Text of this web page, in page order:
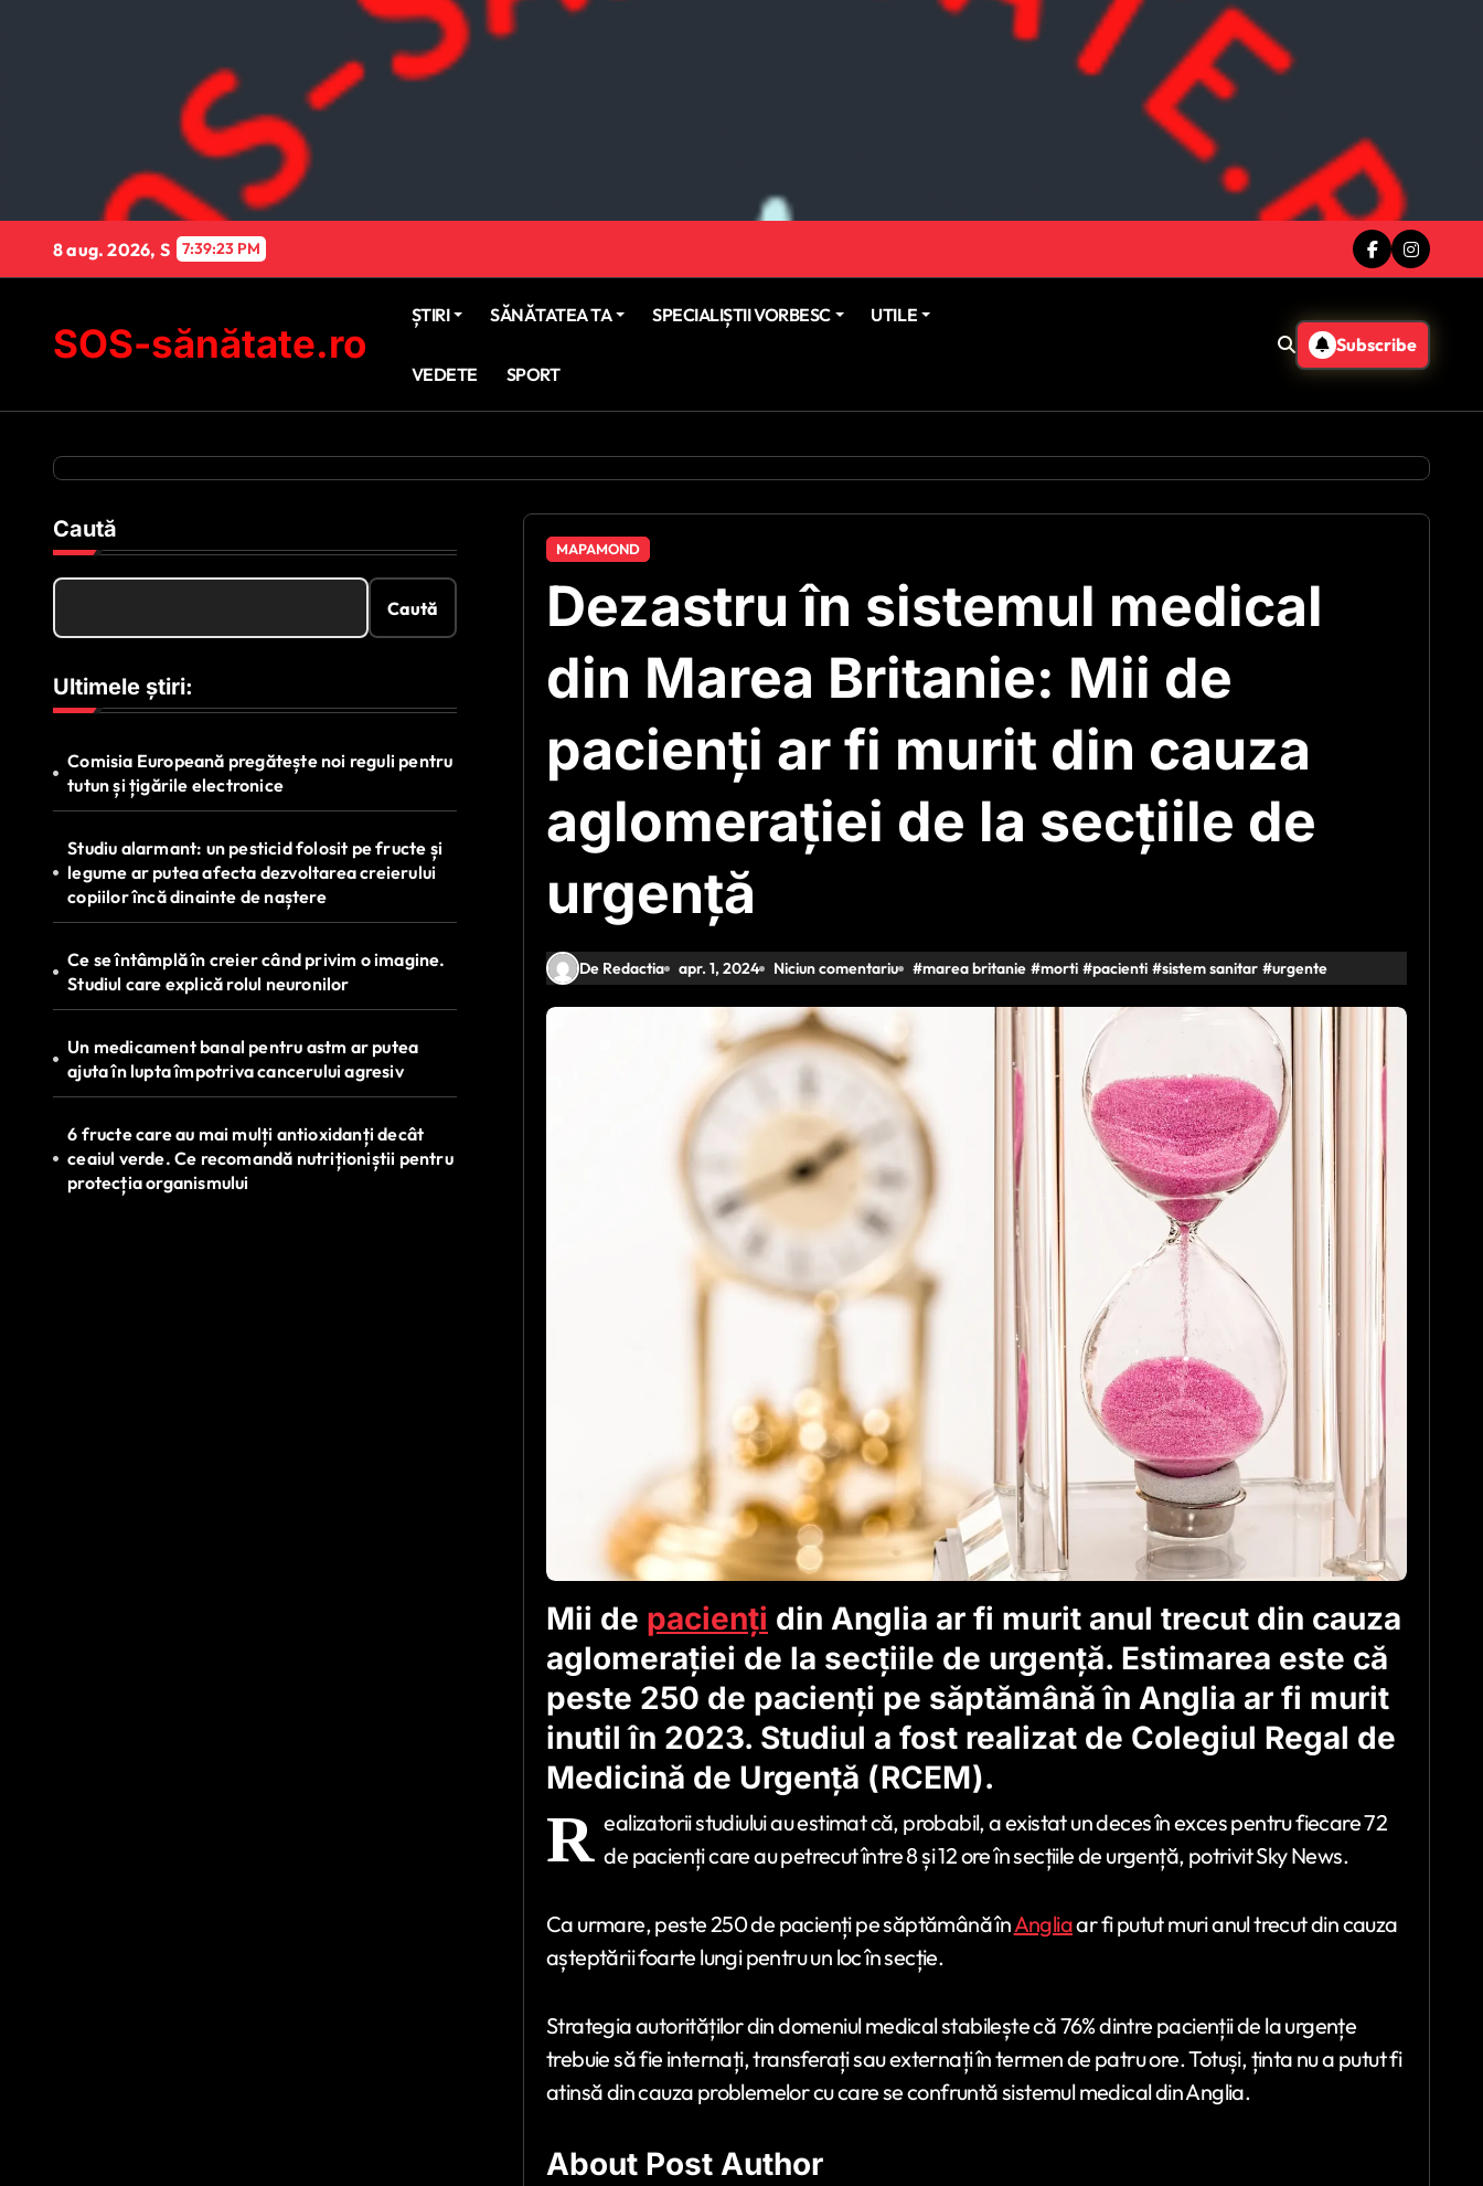
8 aug. 2026, S 7:39:25 PM
SOS-sănătate.ro
ȘTIRI SĂNĂTATEA TA SPECIALIȘTII VORBESC UTILE
VEDETE SPORT
Subscribe
Caută
Caută
Ultimele știri:
Comisia Europeană pregătește noi reguli pentru
tutun și țigările electronice
Studiu alarmant: un pesticid folosit pe fructe și
legume ar putea afecta dezvoltarea creierului
copiilor încă dinainte de naștere
Ce se întâmplă în creier când privim o imagine.
Studiul care explică rolul neuronilor
Un medicament banal pentru astm ar putea
ajuta în lupta împotriva cancerului agresiv
6 fructe care au mai mulți antioxidanți decât
ceaiul verde. Ce recomandă nutriționiștii pentru
protecția organismului
MAPAMOND
Dezastru în sistemul medical
din Marea Britanie: Mii de
pacienți ar fi murit din cauza
aglomerației de la secțiile de
urgență
De Redactia apr. 1, 2024 Niciun comentariu #marea britanie #morti #pacienti #sistem sanitar #urgente
Mii de pacienți din Anglia ar fi murit anul trecut din cauza
aglomerației de la secțiile de urgență. Estimarea este că
peste 250 de pacienți pe săptămână în Anglia ar fi murit
inutil în 2023. Studiul a fost realizat de Colegiul Regal de
Medicină de Urgență (RCEM).
R ealizatorii studiului au estimat că, probabil, a existat un deces în exces pentru fiecare 72
de pacienți care au petrecut între 8 și 12 ore în secțiile de urgență, potrivit Sky News.
Ca urmare, peste 250 de pacienți pe săptămână înAngliaar fi putut muri anul trecut din cauza
așteptării foarte lungi pentru un loc în secție.
Strategia autorităților din domeniul medical stabilește că 76% dintre pacienții de la urgențe
trebuie să fie internați, transferați sau externați în termen de patru ore. Totuși, ținta nu a putut fi
atinsă din cauza problemelor cu care se confruntă sistemul medical din Anglia.
About Post Author